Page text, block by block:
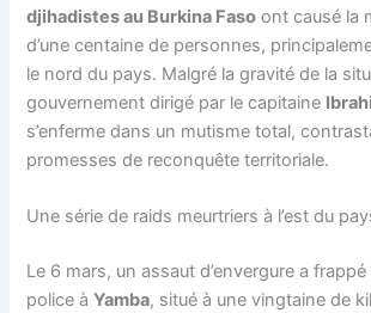
djihadistes au Burkina Faso ont causé la
d’une centaine de personnes,
le nord du pays. Malgré la gravité de la
gouvernement dirigé par le capitaine
s’enferme dans un mutisme total,
promesses de reconquête territoriale.
Une série de raids meurtriers à l’est du
Le 6 mars, un assaut d’envergure a
police àYamba, situé à une vingtaine de